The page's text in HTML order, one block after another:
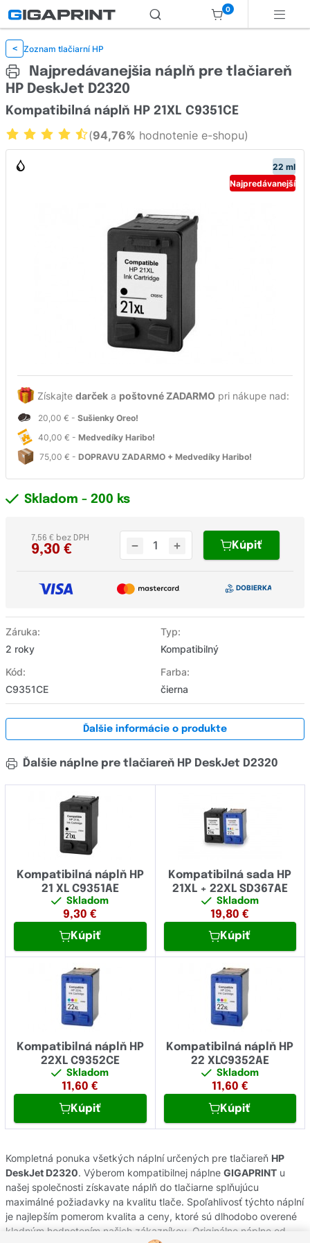
0
< Zoznam tlačiarní HP
Najpredávanejšia náplň pre tlačiareň
HP DeskJet D2320
22 ml
Najpredávanejší
Získajte darček a poštovné ZADARMO pri nákupe nad:
20,00 € - Sušienky Oreo!
40,00 € - Medvedíky Haribo!
75,00 € - DOPRAVU ZADARMO + Medvedíky Haribo!
Kompatibilná náplň HP 21XL C9351CE
(94,76% hodnotenie e-shopu)
Záruka:
2 roky
Typ:
Kompatibilný
Kód:
C9351CE
Farba:
čierna
Skladom - 200 ks
9,30 €
7,56 € bez DPH
Kúpiť
Ďalšie informácie o produkte
Ďalšie náplne pre tlačiareň HP DeskJet D2320
Kompatibilná náplň HP
21 XL C9351AE
Skladom
9,30 €
Kúpiť
Kompatibilná sada HP
21XL + 22XL SD367AE
Skladom
19,80 €
Kúpiť
Kompatibilná náplň HP
22XL C9352CE
Skladom
11,60 €
Kúpiť
Kompatibilná náplň HP
22 XLC9352AE
Skladom
11,60 €
Kúpiť
Kompletná ponuka všetkých náplní určených pre tlačiareň HP
DeskJet D2320. Výberom kompatibilnej náplne GIGAPRINT u
našej společnosti získavate náplň do tlačiarne splňujúcu
maximálné požiadavky na kvalitu tlače. Spoľahlivosť týchto náplní
je najlepším pomerom kvalita a ceny, ktoré sú dlhodobo overené
kladným hodnotením našich zákazníkov. Originálne náplne od